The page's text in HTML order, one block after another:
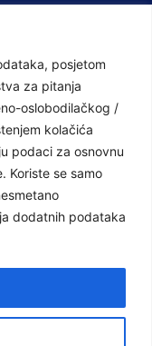
posjetom
za pitanja
oslobodilačkog /
kolačića
podaci za osnovnu
Koriste se samo
dodatnih podataka